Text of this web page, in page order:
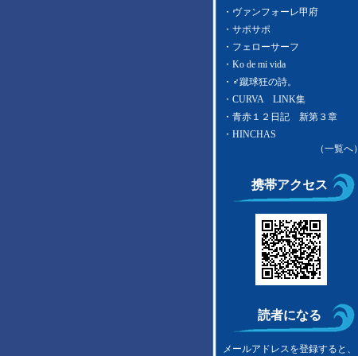
・ ヴァンフォーレ甲府
・サポサポ
・ フェローサーフ
・Ko de mi vida
・ ♂蹴球狂の詩。
・CURVA LINK集
・青赤１２日記 新第３章
・HINCHAS
（一覧へ）
携帯アクセス
読者になる
メールアドレスを登録すると、